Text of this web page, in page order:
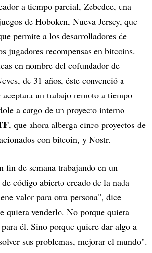
a tiempo parcial, Zebedee, una
de Hoboken, Nueva Jersey, que
permite a los desarrolladores de
jugadores recompensas en bitcoins.
en nombre del cofundador de
de 31 años, éste convenció a
un trabajo remoto a tiempo
a cargo de un proyecto interno
, que ahora alberga cinco proyectos de
con bitcoin, y Nostr.
fin de semana trabajando en un
código abierto creado de la nada
valor para otra persona", dice
quiera venderlo. No porque quiera
él. Sino porque quiere dar algo a
sus problemas, mejorar el mundo".